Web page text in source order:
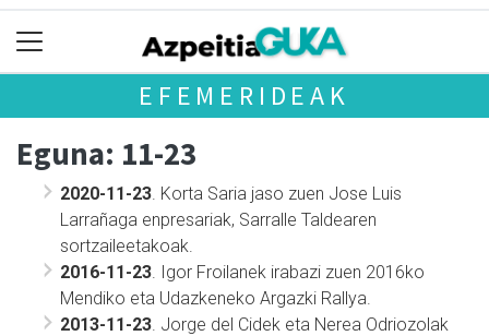
EFEMERIDEAK
Eguna: 11-23
2020-11-23 . Korta Saria jaso zuen Jose Luis
Larrañaga enpresariak, Sarralle Taldearen
sortzaileetakoak.
2016-11-23 . Igor Froilanek irabazi zuen 2016ko
Mendiko eta Udazkeneko Argazki Rallya.
2013-11-23 . Jorge del Cidek eta Nerea Odriozolak